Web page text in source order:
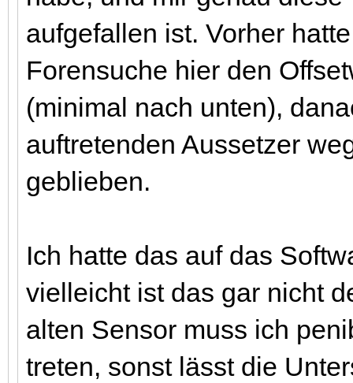
aufgefallen ist. Vorher
Forensuche hier den
(minimal nach unten),
auftretenden Aussetzer
geblieben.
Ich hatte das auf das
vielleicht ist das gar nicht
alten Sensor muss ich
treten, sonst lässt die